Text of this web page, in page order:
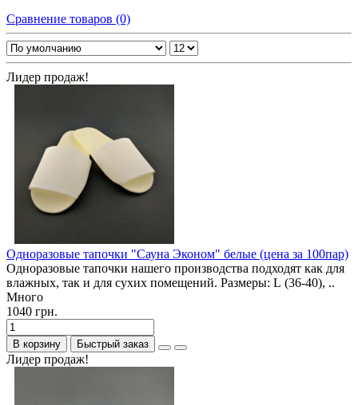
Сравнение товаров (0)
Лидер продаж!
Одноразовые тапочки "Сауна Эконом" белые (цена за 100пар)
Одноразовые тапочки нашего производства подходят как для
влажных, так и для сухих помещений. Размеры: L (36-40), ..
Много
1040 грн.
В корзину Быстрый заказ
Лидер продаж!